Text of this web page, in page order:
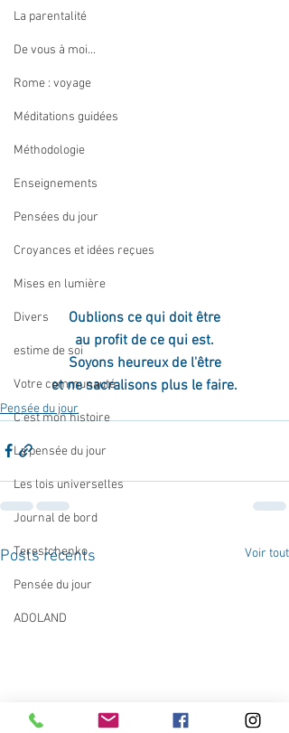
La parentalité
De vous à moi...
Rome : voyage
Méditations guidées
Méthodologie
Enseignements
Pensées du jour
Croyances et idées reçues
Mises en lumière
Divers
estime de soi
Votre communauté
C'est mon histoire
La pensée du jour
Les lois universelles
Journal de bord
Terestchenko
Pensée du jour
ADOLAND
Oublions ce qui doit être
au profit de ce qui est.
Soyons heureux de l'être
et ne sacralisons plus le faire.
Pensée du jour
Posts récents Voir tout